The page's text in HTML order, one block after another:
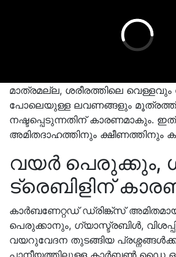
മാത്രമല്ല, ശരീരത്തിലെ
പോലെയുള്ള ലവണങ്ങളും
നഷ്ടപ്പെടുന്നതിന് കാരണമാകും.
അമിതദാഹത്തിനും ക്ഷീണത്തിനും
വയർ പെരുക്കും,
ട്രെബിളിന്
കാർബണേറ്റഡ് ഡ്രിങ്ക്സ്
പെരുക്കാനും, ഗ്യാസ്ട്രബിൾ,
വയറുവേദന തുടങ്ങിയ
പാനീയത്തിലുള്ള കാർബൺ